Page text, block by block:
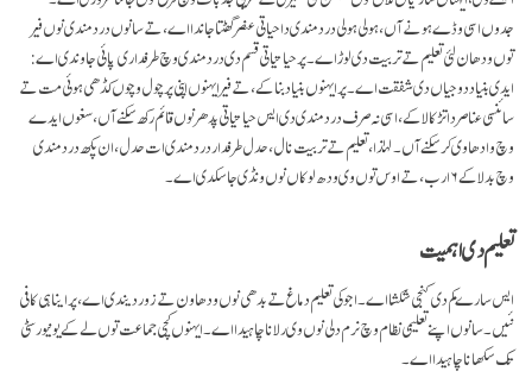
جدوں اسی وڈے ہونے آں، ہولی ہولی درد مندی دا حیاتی عنصر گھٹتا جاندا اے، تے سانوں درد مندی نوں فیر
توں ودھان لئی تعلیم تے تربیت دی لوڑ اے۔ پر حیاتیاتی قسم دی درد مندی وچ طرفداری پائی جاوندی اے:
ایدی بنیاد دوجیاں دی شفقت اے۔ پر ایہنوں بنیاد بنا کے، تے فیر ایہنوں اپنی پرچول وچوں کڈھی ہوئی مت تے
سائنسی عناصر دا تڑکا لا کے، اسی نہ صرف درد مندی دی ایس حیاتیاتی پدھر نوں قائم رکھ سکنے آں، سغوں ایدے
وچ وادھا وی کر سکنے آں۔ لہٰذا، تعلیم تے تربیت نال، حدل طرفدار درد مندی ات حدل، ان پکھ درد مندی
وچ بدلا کے ۶ ارب، تے اوس توں وی ودھ لوکاں نوں ونڈی جا سکدی اے۔
تعلیم دی اہمیت
ایس سارے کم دی کنجی شکشا اے۔ اجوکی تعلیم دماغ تے بدھی نوں ودھاون تے زور دیندی اے، پر اینا ہی کافی
نئیں۔ سانوں اپنے تعلیمی نظام وچ نرم دلی نوں وی رلانا چاہیدا اے۔ ایہنوں کچی جماعت توں لے کے یونیورسٹی
تک سکھانا چاہیدا اے۔